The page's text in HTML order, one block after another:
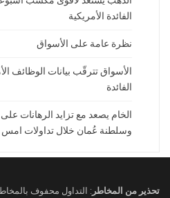
الفائدة الأمريكية
نظرة عامة على الأسواق
الأسواق تترقّب بيانات الوظائف
الفائدة
الخام يصعد مع تزايد الرهانات
وسلطنة عُمان خلال تداولات
تحذير من المخاطر : التداول محفوف